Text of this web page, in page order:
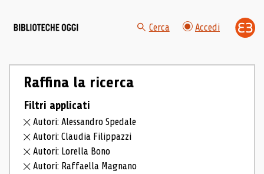
Cerca Accedi
Raffina la ricerca
Filtri applicati
Autori: Alessandro Spedale
Autori: Claudia Filippazzi
Autori: Lorella Bono
Autori: Raffaella Magnano